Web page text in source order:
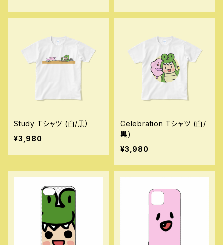
Study Tシャツ (白/黒）
¥3,980
Celebration Tシャツ (白/
黒)
¥3,980